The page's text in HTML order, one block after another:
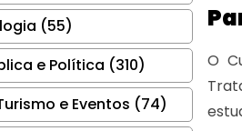
(55)
e Política (310)
e Eventos (74)
O